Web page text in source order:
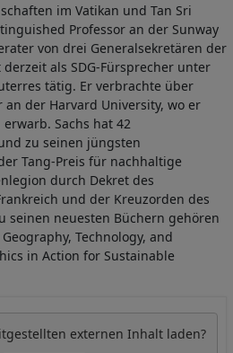
im Vatikan und Tan Sri
Professor an der Sunway
von drei Generalsekretären der
als SDG-Fürsprecher unter
tätig. Er verbrachte über
an der Harvard University, wo er
erwarb. Sachs hat 42
zu seinen jüngsten
Tang-Preis für nachhaltige
durch Dekret des
und der Kreuzorden des
seinen neuesten Büchern gehören
Technology, and
in Action for Sustainable
externen Inhalt laden?